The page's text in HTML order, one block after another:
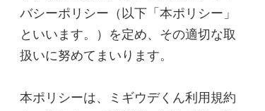
バシーポリシー（以下「本ポリシー」
といいます。）を定め、その適切な取
扱いに努めてまいります。
本ポリシーは、ミギウデくん利用規約